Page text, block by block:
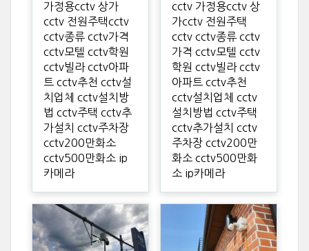
가정용cctv 상가
cctv 전원주택cctv
cctv종류 cctv가격
cctv모텔 cctv학원
cctv빌라 cctv아파
트 cctv추천 cctv설
치업체 cctv설치방
법 cctv주택 cctv추
가설치 cctv주차장
cctv200만화소
cctv500만화소 ip
카메라
cctv 가정용cctv 상
가cctv 전원주택
cctv cctv종류 cctv
가격 cctv모텔 cctv
학원 cctv빌라 cctv
아파트 cctv추천
cctv설치업체 cctv
설치방법 cctv주택
cctv추가설치 cctv
주차장 cctv200만
화소 cctv500만화
소 ip카메라